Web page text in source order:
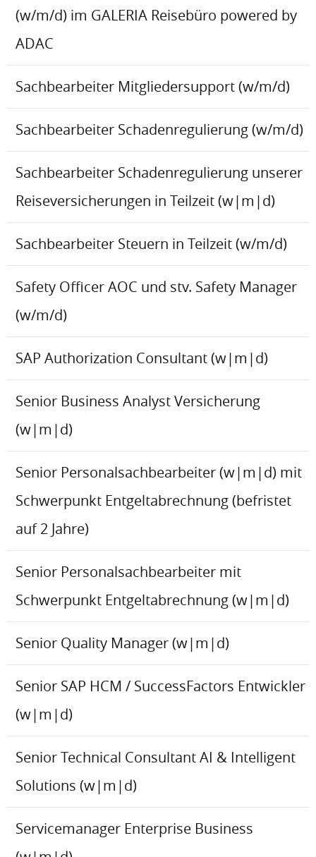
(w/m/d) im GALERIA Reisebüro powered by
ADAC
Sachbearbeiter Mitgliedersupport (w/m/d)
Sachbearbeiter Schadenregulierung (w/m/d)
Sachbearbeiter Schadenregulierung unserer
Reiseversicherungen in Teilzeit (w|m|d)
Sachbearbeiter Steuern in Teilzeit (w/m/d)
Safety Officer AOC und stv. Safety Manager
(w/m/d)
SAP Authorization Consultant (w|m|d)
Senior Business Analyst Versicherung
(w|m|d)
Senior Personalsachbearbeiter (w|m|d) mit
Schwerpunkt Entgeltabrechnung (befristet
auf 2 Jahre)
Senior Personalsachbearbeiter mit
Schwerpunkt Entgeltabrechnung (w|m|d)
Senior Quality Manager (w|m|d)
Senior SAP HCM / SuccessFactors Entwickler
(w|m|d)
Senior Technical Consultant AI & Intelligent
Solutions (w|m|d)
Servicemanager Enterprise Business